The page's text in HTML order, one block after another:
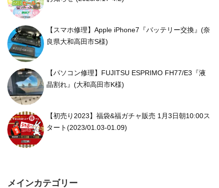
【スマホ修理】Apple iPhone7『バッテリー交換』(奈
良県大和高田市S様)
【パソコン修理】FUJITSU ESPRIMO FH77/E3『液
晶割れ』(大和高田市K様)
【初売り2023】福袋&福ガチャ販売 1月3日朝10:00ス
タート(2023/01.03-01.09)
メインカテゴリー